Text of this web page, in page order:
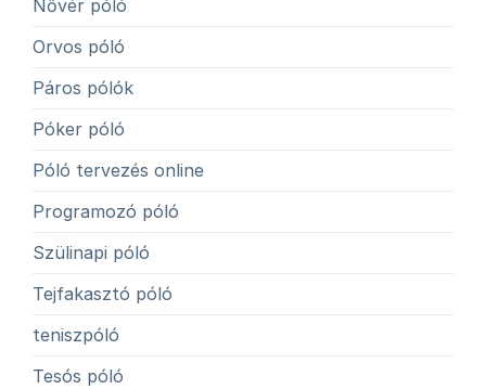
Nővér póló
Orvos póló
Páros pólók
Póker póló
Póló tervezés online
Programozó póló
Szülinapi póló
Tejfakasztó póló
teniszpóló
Tesós póló